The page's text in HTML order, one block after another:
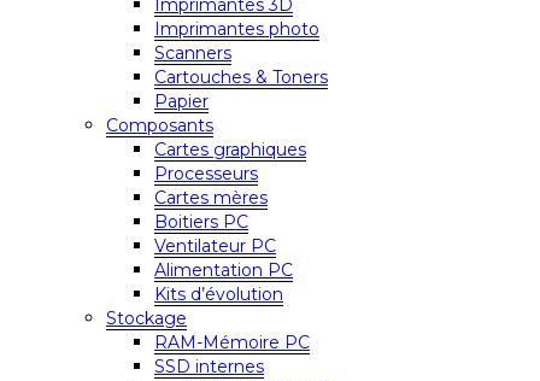
Imprimantes 3D
Imprimantes photo
Scanners
Cartouches & Toners
Papier
Composants
Cartes graphiques
Processeurs
Cartes mères
Boitiers PC
Ventilateur PC
Alimentation PC
Kits d’évolution
Stockage
RAM-Mémoire PC
SSD internes